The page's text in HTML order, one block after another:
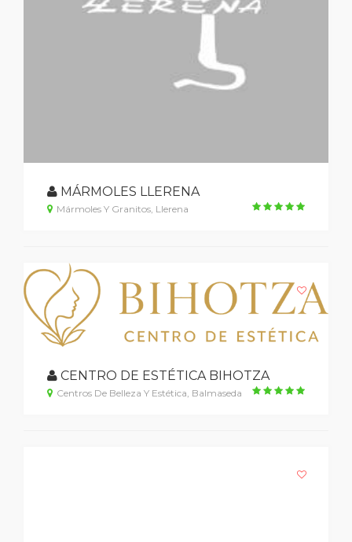
MÁRMOLES LLERENA
Mármoles Y Granitos, Llerena
CENTRO DE ESTÉTICA BIHOTZA
Centros De Belleza Y Estética, Balmaseda